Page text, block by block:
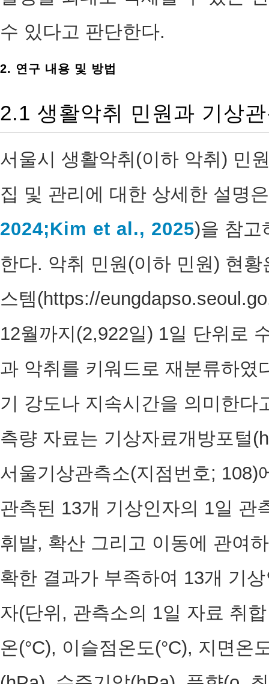
수 있다고 판단한다.
2. 연구 내용 및 방법
2.1 생활악취 민원과 기상
서울시 생활악취(이하 악취) 민
집 및 관리에 대한 상세한 설명
2024;Kim et al., 2025)을 참고
한다. 악취 민원(이하 민원) 현
스템(https://
12월까지(2,922일) 1일 단위로
과 악취를 키워드로 재분류하였
기 강도나 지속시간을 의미한
측량 자료는 기상자료개방포털
서울기상관측소(지점번호;
관측된 13개 기상인자의 1일 관
휘발, 확산 그리고 이동에 관여
확한 결과가 부족하여 13개 기
자(단위, 관측소의 1일 자료 취
온(°C), 이슬점온도(°C), 지면온